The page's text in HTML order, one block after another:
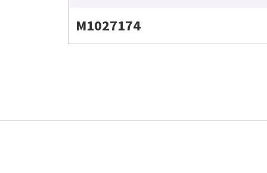
M1027174